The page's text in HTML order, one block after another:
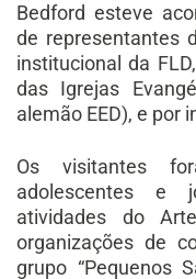
Bedford esteve
de representantes
institucional da
das Igrejas
alemão EED), e por
Os visitantes
adolescentes e
atividades do
organizações de
grupo “Pequenos